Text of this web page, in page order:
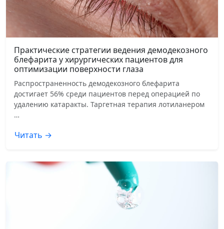
Практические стратегии ведения демодекозного
блефарита у хирургических пациентов для
оптимизации поверхности глаза
Распространенность демодекозного блефарита
достигает 56% среди пациентов перед операцией по
удалению катаракты. Таргетная терапия лотиланером
…
Читать →